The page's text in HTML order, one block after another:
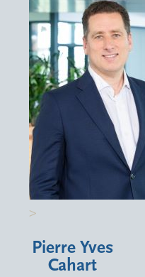
>
Pierre Yves
Cahart